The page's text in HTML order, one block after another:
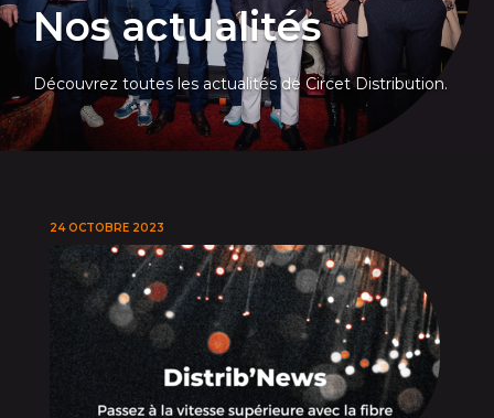
Nos actualités
Découvrez toutes les actualités de Circet Distribution.
24 OCTOBRE 2023